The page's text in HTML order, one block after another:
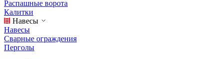
Распашные ворота
Калитки
Навесы
Навесы
Сварные ограждения
Перголы